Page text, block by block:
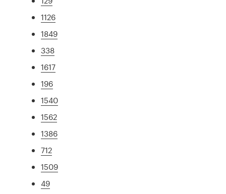
1126
1849
338
1617
196
1540
1562
1386
712
1509
49